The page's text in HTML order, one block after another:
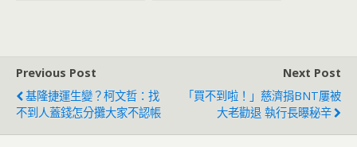
Previous Post
基隆捷運生變？柯文哲：找
不到人蓋錢怎分攤大家不認帳
Next Post
「買不到啦！」慈濟捐BNT屢被
大老勸退 執行長曝秘辛